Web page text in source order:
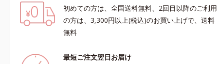
初めての方は、全国送料無料、2回目以降のご利用
の方は、3,300円以上(税込)のお買い上げで、送料
無料
最短ご注文翌日お届け